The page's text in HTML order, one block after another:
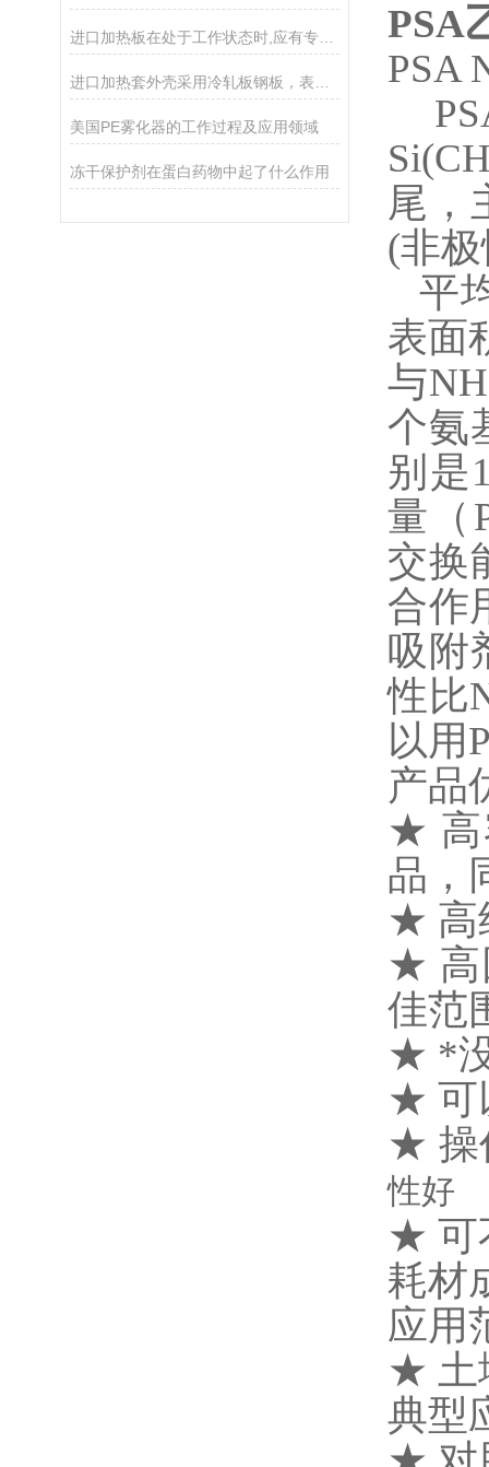
美国PE雾化器的工作过程及应用领域
冻干保护剂在蛋白药物中起了什么作用
PSA
PSA
尾，
(非
平
表面
与
个氨
别是
量（
交换
合作
吸附
性比
以用
产品
★ 高
品，
★ 高
★ 高
佳范
★ *
★ 可
★ 操
性好
★ 可
耗材
应用
★ 土
典型